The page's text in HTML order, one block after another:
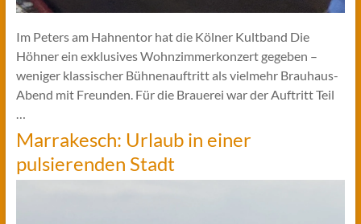
Im Peters am Hahnentor hat die Kölner Kultband Die
Höhner ein exklusives Wohnzimmerkonzert gegeben –
weniger klassischer Bühnenauftritt als vielmehr Brauhaus-
Abend mit Freunden. Für die Brauerei war der Auftritt Teil
…
Marrakesch: Urlaub in einer
pulsierenden Stadt